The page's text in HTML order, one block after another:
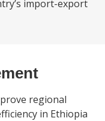
import-export
regional
in Ethiopia